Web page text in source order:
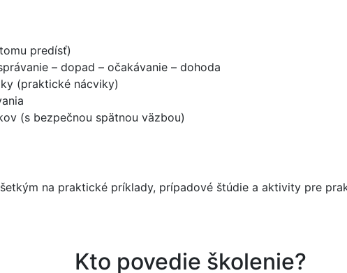
predísť)
– dopad – očakávanie – dohoda
(praktické nácviky)
(s bezpečnou spätnou väzbou)
na praktické príklady, prípadové štúdie a aktivity pre
Kto povedie školenie?